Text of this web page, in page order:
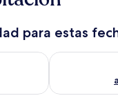
para estas
hoy ago 6 - ago 7
Consulta la